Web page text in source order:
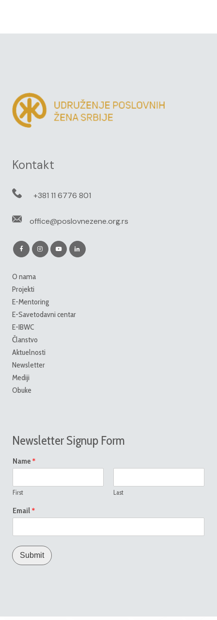
Kontakt
+381 11 6776 801
office@poslovnezene.org.rs
O nama
Projekti
E-Mentoring
E-Savetodavni centar
E-IBWC
Članstvo
Aktuelnosti
Newsletter
Mediji
Obuke
Newsletter Signup Form
Name *
First Last
Email *
Submit